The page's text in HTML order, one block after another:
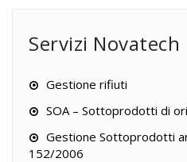
Servizi Novatech
Gestione rifiuti
SOA – Sottoprodotti di
Gestione Sottoprodotti
152/2006